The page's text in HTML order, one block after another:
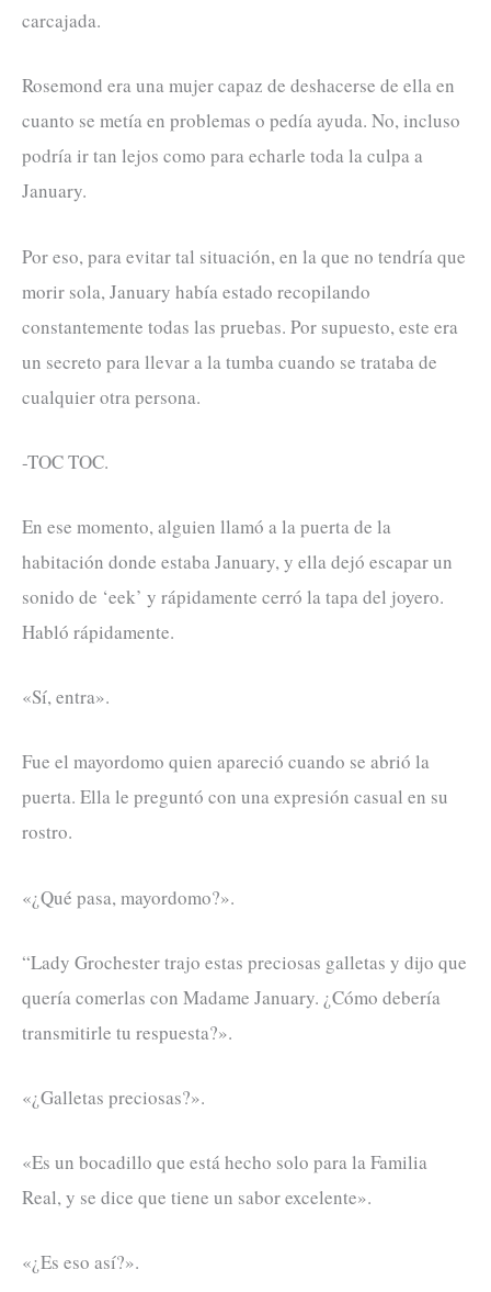
carcajada.
Rosemond era una mujer capaz de deshacerse de ella en
cuanto se metía en problemas o pedía ayuda. No, incluso
podría ir tan lejos como para echarle toda la culpa a
January.
Por eso, para evitar tal situación, en la que no tendría que
morir sola, January había estado recopilando
constantemente todas las pruebas. Por supuesto, este era
un secreto para llevar a la tumba cuando se trataba de
cualquier otra persona.
-TOC TOC.
En ese momento, alguien llamó a la puerta de la
habitación donde estaba January, y ella dejó escapar un
sonido de ‘eek’ y rápidamente cerró la tapa del joyero.
Habló rápidamente.
«Sí, entra».
Fue el mayordomo quien apareció cuando se abrió la
puerta. Ella le preguntó con una expresión casual en su
rostro.
«¿Qué pasa, mayordomo?».
“Lady Grochester trajo estas preciosas galletas y dijo que
quería comerlas con Madame January. ¿Cómo debería
transmitirle tu respuesta?».
«¿Galletas preciosas?».
«Es un bocadillo que está hecho solo para la Familia
Real, y se dice que tiene un sabor excelente».
«¿Es eso así?».